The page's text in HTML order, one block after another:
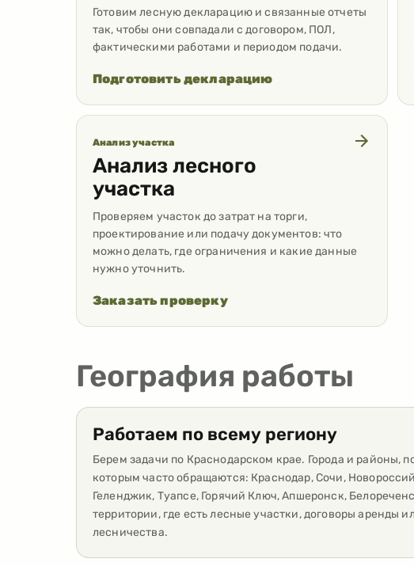
Готовим лесную декларацию и связанные отчеты
так, чтобы они совпадали с договором, ПОЛ,
фактическими работами и периодом подачи.
Подготовить декларацию
Анализ участка
Анализ лесного
участка
Проверяем участок до затрат на торги,
проектирование или подачу документов: что
можно делать, где ограничения и какие данные
нужно уточнить.
Заказать проверку
География работы
Работаем по всему региону
Берем задачи по Краснодарском крае. Города и районы,
которым часто обращаются: Краснодар, Сочи,
Геленджик, Туапсе, Горячий Ключ, Апшеронск,
территории, где есть лесные участки, договоры аренды
лесничества.